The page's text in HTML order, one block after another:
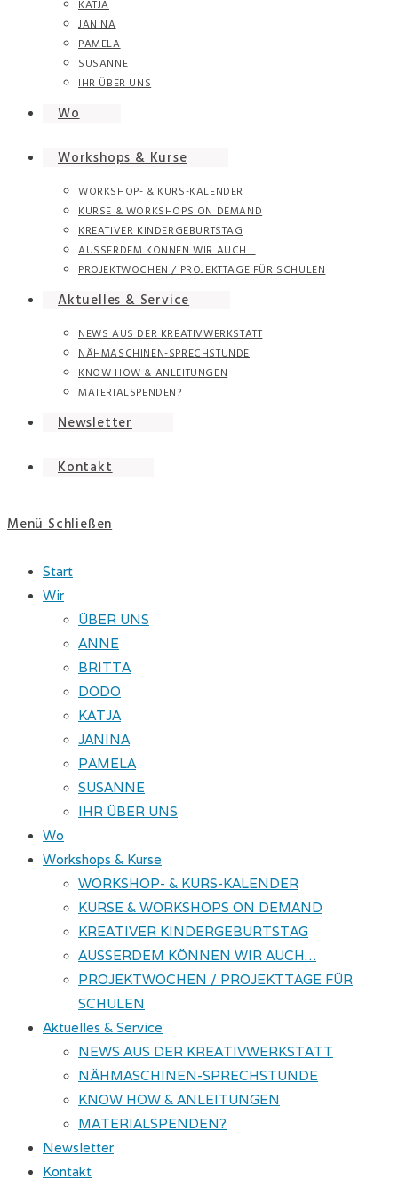
KATJA
JANINA
PAMELA
SUSANNE
IHR ÜBER UNS
Wo
Workshops & Kurse
WORKSHOP- & KURS-KALENDER
KURSE & WORKSHOPS ON DEMAND
KREATIVER KINDERGEBURTSTAG
AUSSERDEM KÖNNEN WIR AUCH…
PROJEKTWOCHEN / PROJEKTTAGE FÜR SCHULEN
Aktuelles & Service
NEWS AUS DER KREATIVWERKSTATT
NÄHMASCHINEN-SPRECHSTUNDE
KNOW HOW & ANLEITUNGEN
MATERIALSPENDEN?
Newsletter
Kontakt
Menü Schließen
Start
Wir
ÜBER UNS
ANNE
BRITTA
DODO
KATJA
JANINA
PAMELA
SUSANNE
IHR ÜBER UNS
Wo
Workshops & Kurse
WORKSHOP- & KURS-KALENDER
KURSE & WORKSHOPS ON DEMAND
KREATIVER KINDERGEBURTSTAG
AUSSERDEM KÖNNEN WIR AUCH…
PROJEKTWOCHEN / PROJEKTTAGE FÜR
SCHULEN
Aktuelles & Service
NEWS AUS DER KREATIVWERKSTATT
NÄHMASCHINEN-SPRECHSTUNDE
KNOW HOW & ANLEITUNGEN
MATERIALSPENDEN?
Newsletter
Kontakt